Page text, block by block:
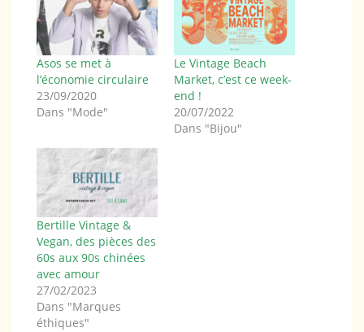
Asos se met à
l’économie circulaire
23/09/2020
Dans "Mode"
Le Vintage Beach
Market, c’est ce week-
end !
20/07/2022
Dans "Bijou"
Bertille Vintage &
Vegan, des pièces des
60s aux 90s chinées
avec amour
27/02/2023
Dans "Marques
éthiques"